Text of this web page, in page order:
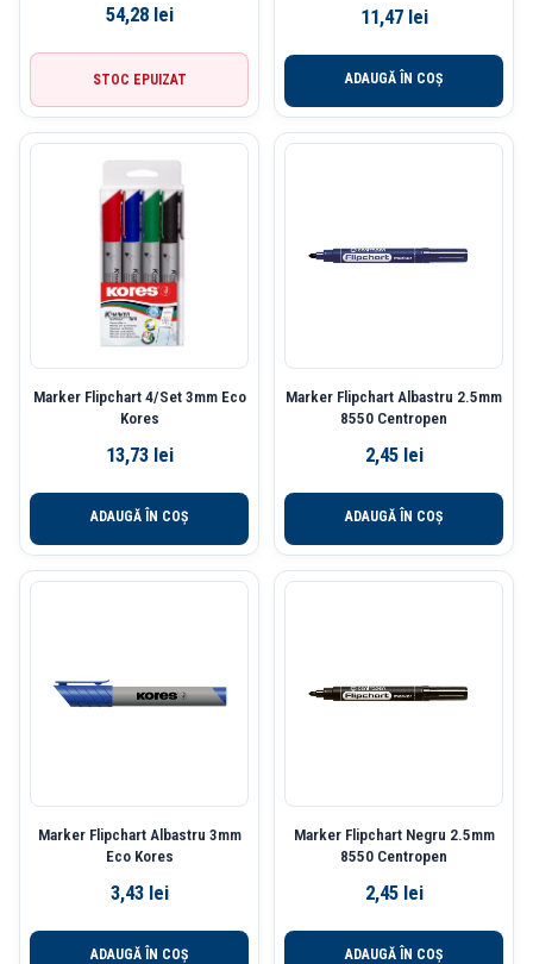
54,28 lei
STOC EPUIZAT
11,47 lei
ADAUGĂ ÎN COȘ
Marker Flipchart 4/Set 3mm Eco
Kores
13,73 lei
ADAUGĂ ÎN COȘ
Marker Flipchart Albastru 2.5mm
8550 Centropen
2,45 lei
ADAUGĂ ÎN COȘ
Marker Flipchart Albastru 3mm
Eco Kores
3,43 lei
ADAUGĂ ÎN COȘ
Marker Flipchart Negru 2.5mm
8550 Centropen
2,45 lei
ADAUGĂ ÎN COȘ